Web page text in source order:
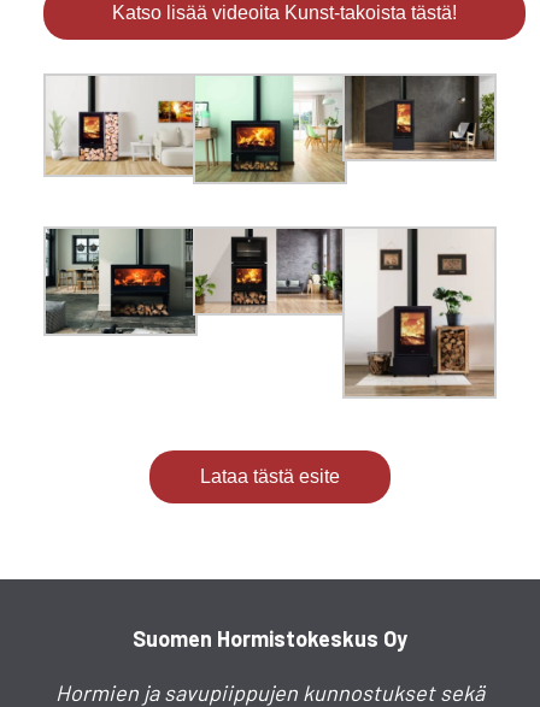
Katso lisää videoita Kunst-takoista tästä!
Lataa tästä esite
Suomen Hormistokeskus Oy
Hormien ja savupiippujen kunnostukset sekä